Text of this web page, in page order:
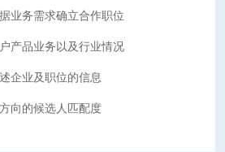
业务需求确立合作职位
产品业务以及行业情况
企业及职位的信息
向的候选人匹配度